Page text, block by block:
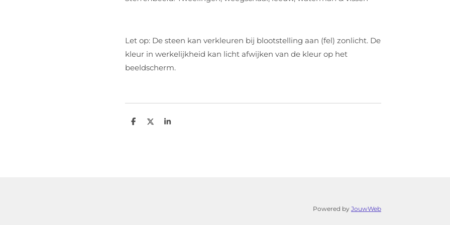
Let op: De steen kan verkleuren bij blootstelling aan (fel) zonlicht. De
kleur in werkelijkheid kan licht afwijken van de kleur op het
beeldscherm.
D
D
S
Powered by JouwWeb